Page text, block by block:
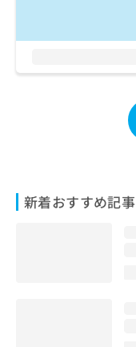
新着おすすめ記事
い
わ